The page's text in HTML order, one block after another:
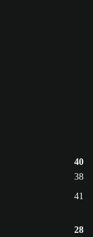
40
38
41
28